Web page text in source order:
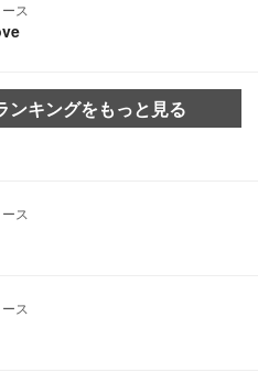
ス
ンキングをもっと見る
ス
ス